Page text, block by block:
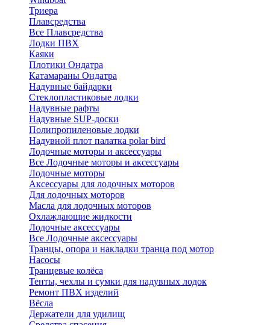
Триера
Плавсредства
Все Плавсредства
Лодки ПВХ
Каяки
Плотики Ондатра
Катамараны Ондатра
Надувные байдарки
Стеклопластиковые лодки
Надувные рафты
Надувные SUP-доски
Полипропиленовые лодки
Надувной плот палатка polar bird
Лодочные моторы и аксессуары
Все Лодочные моторы и аксессуары
Лодочные моторы
Аксессуары для лодочных моторов
Для лодочных моторов
Масла для лодочных моторов
Охлаждающие жидкости
Лодочные аксессуары
Все Лодочные аксессуары
Транцы, опора и накладки транца под мотор
Насосы
Транцевые колёса
Тенты, чехлы и сумки для надувных лодок
Ремонт ПВХ изделий
Вёсла
Держатели для удилищ